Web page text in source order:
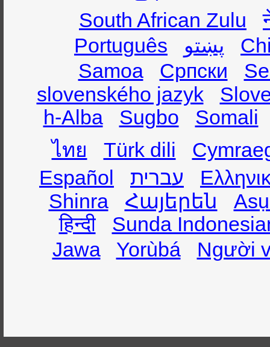
South African Zulu
Português
پښتو
Samoa
Српски
slovenského jazyk
h-Alba
Sugbo
Somali
ไทย
Türk dili
Español
עברית
Shinra
Հայերեն
हिन्दी
Sunda
Jawa
Yorùbá Người